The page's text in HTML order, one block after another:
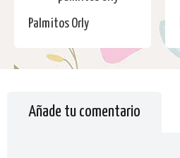
Palmitos Orly
Añade tu comentario